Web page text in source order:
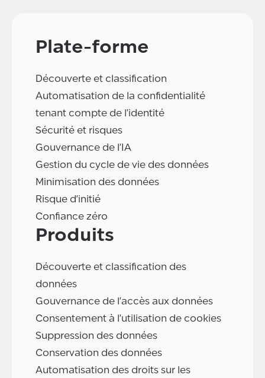
Plate-forme
Découverte et classification
Automatisation de la confidentialité
tenant compte de l'identité
Sécurité et risques
Gouvernance de l'IA
Gestion du cycle de vie des données
Minimisation des données
Risque d'initié
Confiance zéro
Produits
Découverte et classification des
données
Gouvernance de l'accès aux données
Consentement à l'utilisation de cookies
Suppression des données
Conservation des données
Automatisation des droits sur les